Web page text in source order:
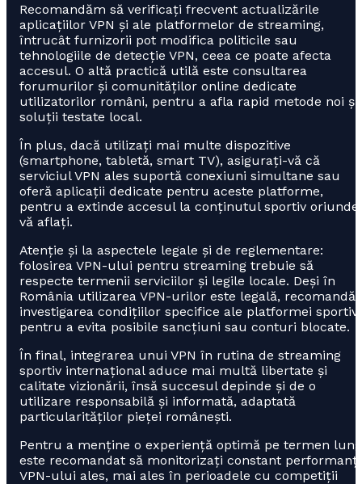
Recomandăm să verificați frecvent actualizările
aplicațiilor VPN și ale platformelor de streaming,
întrucât furnizorii pot modifica politicile sau
tehnologiile de detecție VPN, ceea ce poate afecta
accesul. O altă practică utilă este consultarea
forumurilor și comunităților online dedicate
utilizatorilor români, pentru a afla rapid metode noi și
soluții testate local.
În plus, dacă utilizați mai multe dispozitive
(smartphone, tabletă, smart TV), asigurați-vă că
serviciul VPN ales suportă conexiuni simultane sau
oferă aplicații dedicate pentru aceste platforme,
pentru a extinde accesul la conținutul sportiv oriunde
vă aflați.
Atenție și la aspectele legale și de reglementare:
folosirea VPN-ului pentru streaming trebuie să
respecte termenii serviciilor și legile locale. Deși în
România utilizarea VPN-urilor este legală,
investigarea condițiilor specifice ale platformei
pentru a evita posibile sancțiuni sau conturi blocate.
În final, integrarea unui VPN în rutina de streaming
sportiv internațional aduce mai multă libertate și
calitate vizionării, însă succesul depinde și de o
utilizare responsabilă și informată, adaptată
particularităților pieței românești.
Pentru a menține o experiență optimă pe termen
este recomandat să monitorizați constant
VPN-ului ales, mai ales în perioadele cu competiții